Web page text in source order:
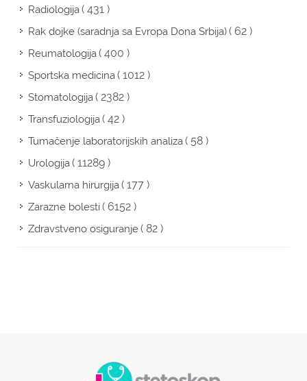
Radiologija( 431 )
Rak dojke (saradnja sa Evropa Dona Srbija)( 62 )
Reumatologija( 400 )
Sportska medicina( 1012 )
Stomatologija( 2382 )
Transfuziologija( 42 )
Tumačenje laboratorijskih analiza( 58 )
Urologija( 11289 )
Vaskularna hirurgija( 177 )
Zarazne bolesti( 6152 )
Zdravstveno osiguranje( 82 )